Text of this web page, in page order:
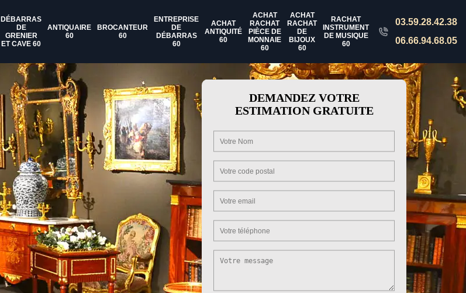
DÉBARRAS
DE
GRENIER
ET CAVE 60
ANTIQUAIRE
60
BROCANTEUR
60
ENTREPRISE
DE
DÉBARRAS
60
ACHAT
ANTIQUITÉ
60
ACHAT
RACHAT
PIÈCE DE
MONNAIE
60
ACHAT
RACHAT
DE
BIJOUX
60
RACHAT
INSTRUMENT
DE MUSIQUE
60
03.59.28.42.38
06.66.94.68.05
DEMANDEZ VOTRE
ESTIMATION GRATUITE